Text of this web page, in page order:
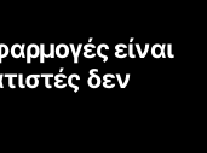
είναι
δεν